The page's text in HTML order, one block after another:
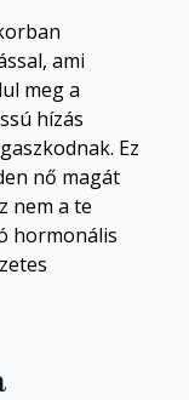
ami
meg a
hízás
Ez
nő magát
nem a te
hormonális